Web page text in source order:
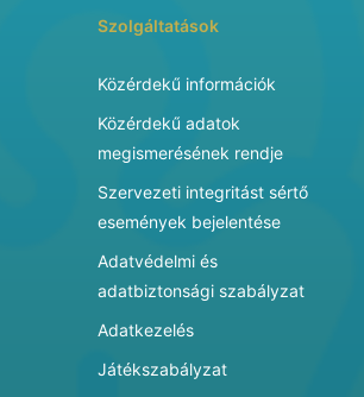
Szolgáltatások
Közérdekű információk
Közérdekű adatok
megismerésének rendje
Szervezeti integritást sértő
események bejelentése
Adatvédelmi és
adatbiztonsági szabályzat
Adatkezelés
Játékszabályzat